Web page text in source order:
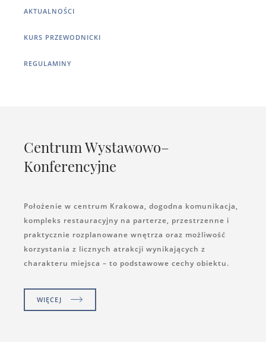
AKTUALNOŚCI
KURS PRZEWODNICKI
REGULAMINY
Centrum Wystawowo–
Konferencyjne
Położenie w centrum Krakowa, dogodna komunikacja,
kompleks restauracyjny na parterze, przestrzenne i
praktycznie rozplanowane wnętrza oraz możliwość
korzystania z licznych atrakcji wynikających z
charakteru miejsca – to podstawowe cechy obiektu.
WIĘCEJ